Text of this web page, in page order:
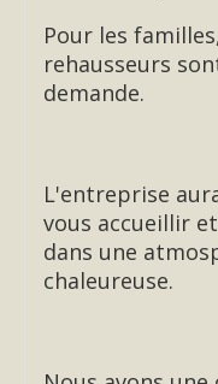
Pour les
rehausseurs
demande.
L'entreprise
vous accueillir
dans une
chaleureuse.